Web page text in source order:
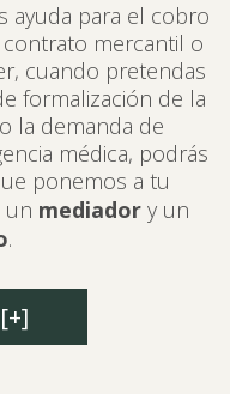
ayuda para el cobro
mercantil o
cuando pretendas
formalización de la
la demanda de
médica, podrás
ponemos a tu
un mediadory un
.